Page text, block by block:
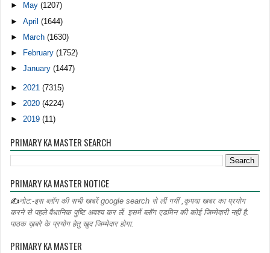
►
May(1207)
►April(1644)
►
March(1630)
►
February(1752)
►January(1447)
► 2021(7315)
► 2020(4224)
► 2019(11)
PRIMARY KA MASTER SEARCH
PRIMARY KA MASTER NOTICE
✍नोट:-इस ब्लॉग की सभी खबरें google search से लीं गयीं ,कृपया खबर का प्रयोग
करने से पहले वैधानिक पुष्टि अवश्य कर लें. इसमें ब्लॉग एडमिन की कोई जिम्मेदारी नहीं है.
पाठक ख़बरे के प्रयोग हेतु खुद जिम्मेदार होगा.
PRIMARY KA MASTER